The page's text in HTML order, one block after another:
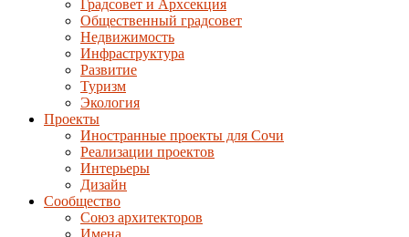
Градсовет и Архсекция
Общественный градсовет
Недвижимость
Инфраструктура
Развитие
Туризм
Экология
Проекты
Иностранные проекты для Сочи
Реализации проектов
Интерьеры
Дизайн
Сообщество
Союз архитекторов
Имена